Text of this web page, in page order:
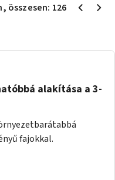
, összesen: 126
alakítása a 3-
fajokkal.